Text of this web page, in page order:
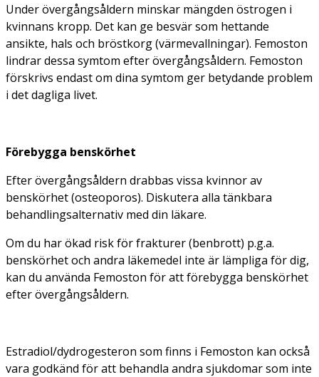
Under övergångsåldern minskar mängden östrogen i
kvinnans kropp. Det kan ge besvär som hettande
ansikte, hals och bröstkorg (värmevallningar). Femoston
lindrar dessa symtom efter övergångsåldern. Femoston
förskrivs endast om dina symtom ger betydande problem
i det dagliga livet.
Förebygga benskörhet
Efter övergångsåldern drabbas vissa kvinnor av
benskörhet (osteoporos). Diskutera alla tänkbara
behandlingsalternativ med din läkare.
Om du har ökad risk för frakturer (benbrott) p.g.a.
benskörhet och andra läkemedel inte är lämpliga för dig,
kan du använda Femoston för att förebygga benskörhet
efter övergångsåldern.
Estradiol/dydrogesteron som finns i Femoston kan också
vara godkänd för att behandla andra sjukdomar som inte